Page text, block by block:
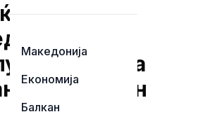
Македонија
Економија
Балкан
ослободен
на
Данка
отворен